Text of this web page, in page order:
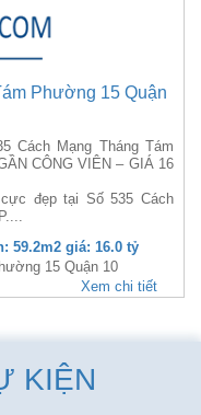
Phường 15 Quận
Cách Mạng Tháng Tám
CÔNG VIÊN – GIÁ 16
đẹp tại Số 535 Cách
59.2m2 giá: 16.0 tỷ
15 Quận 10
Xem chi tiết
KIỆN